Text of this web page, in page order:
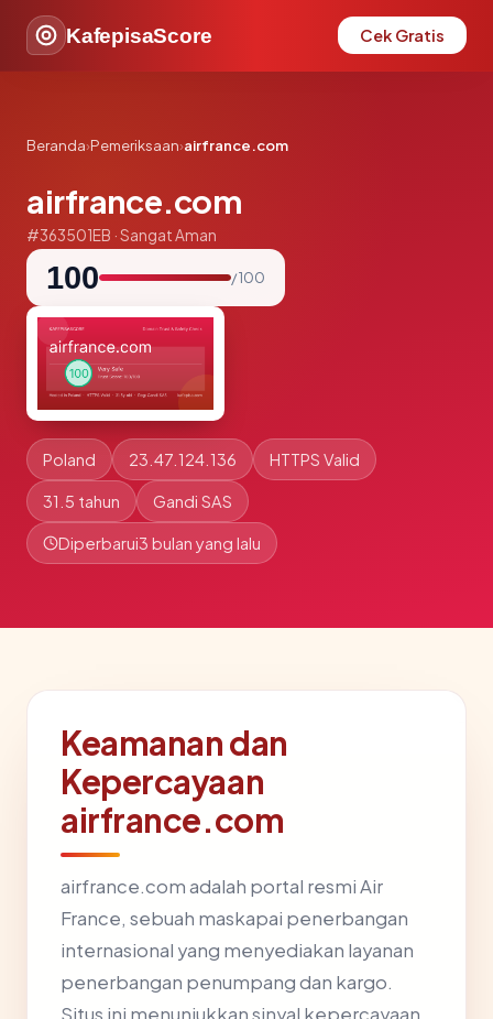
KafepisaScore Cek Gratis
Beranda›Pemeriksaan›airfrance.com
airfrance.com
#363501EB · Sangat Aman
100 / 100
Poland 23.47.124.136 HTTPS Valid
31.5 tahun Gandi SAS
Diperbarui3 bulan yang lalu
Keamanan dan
Kepercayaan
airfrance.com
airfrance.com adalah portal resmi Air
France, sebuah maskapai penerbangan
internasional yang menyediakan layanan
penerbangan penumpang dan kargo.
Situs ini menunjukkan sinyal kepercayaan